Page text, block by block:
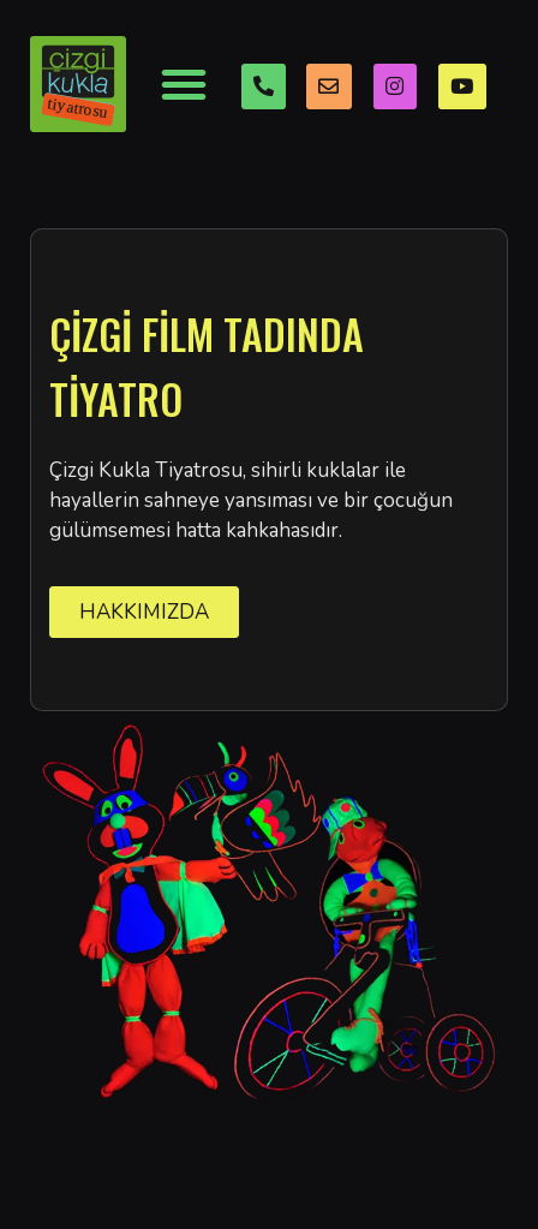
ÇİZGİ FİLM TADINDA
TİYATRO
Çizgi Kukla Tiyatrosu, sihirli kuklalar ile
hayallerin sahneye yansıması ve bir çocuğun
gülümsemesi hatta kahkahasıdır.
HAKKIMIZDA